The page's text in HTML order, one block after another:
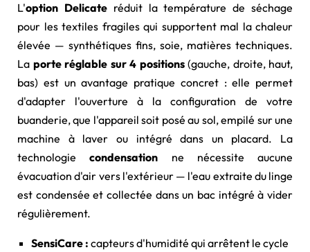
L'option Delicateréduit la température de séchage
pour les textiles fragiles qui supportent mal la chaleur
élevée — synthétiques fins, soie, matières techniques.
La porte réglable sur 4 positions(gauche, droite, haut,
bas) est un avantage pratique concret : elle permet
d'adapter l'ouverture à la configuration de votre
buanderie, que l'appareil soit posé au sol, empilé sur une
machine à laver ou intégré dans un placard. La
technologiecondensation ne nécessite aucune
évacuation d'air vers l'extérieur — l'eau extraite du linge
est condensée et collectée dans un bac intégré à vider
régulièrement.
SensiCare : capteurs d'humidité qui arrêtent le cycle